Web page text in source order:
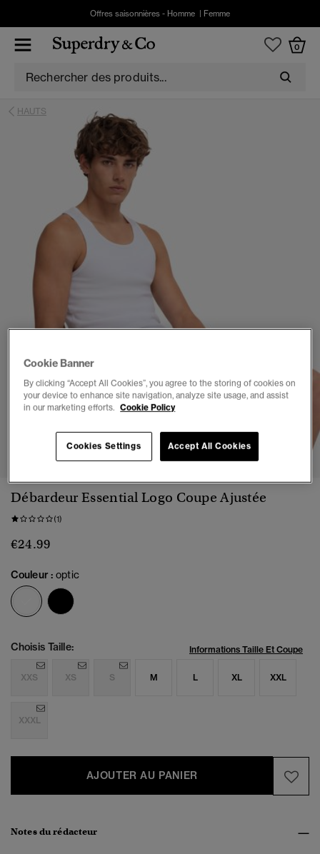
Offres saisonnières - Homme Femme
0
HAUTS
1 2 3
Débardeur Essential Logo Coupe Ajustée
(1)
€24.99
Couleur :optic
sélectionné
Choisis Taille: Informations Taille Et Coupe
XXS XS S M L XL XXL
XXXL
AJOUTER AU PANIER
Notes du rédacteur
Cookie Banner
By clicking “Accept All Cookies”, you agree to the storing of cookies on
your device to enhance site navigation, analyze site usage, and assist
in our marketing efforts. Cookie Policy
Cookies Settings Accept All Cookies